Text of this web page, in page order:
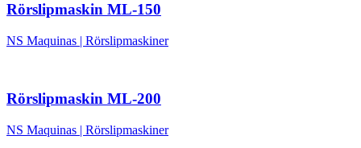
Rörslipmaskin ML-150
NS Maquinas | Rörslipmaskiner
Rörslipmaskin ML-200
NS Maquinas | Rörslipmaskiner